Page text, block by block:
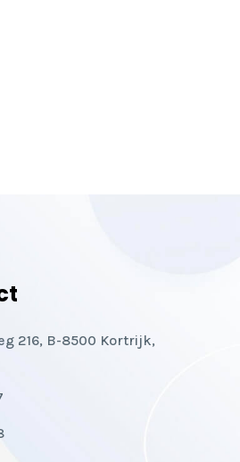
216, B-8500 Kortrijk,